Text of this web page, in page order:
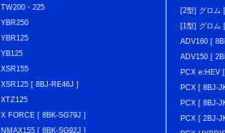
TW200・225
YBR250
YBR125
YB125
XSR155
XSR125 [ 8BJ-RE46J ]
XTZ125
X FORCE [ 8BK-SG79J ]
NMAX155 [ 8BK-SG92J ]
[2型] グロム
[1型] グロム
ADV160 [
ADV150 [
PCX e:HEV
PCX [ 8BJ-
PCX [ 8BJ-
PCX [ 2BJ-